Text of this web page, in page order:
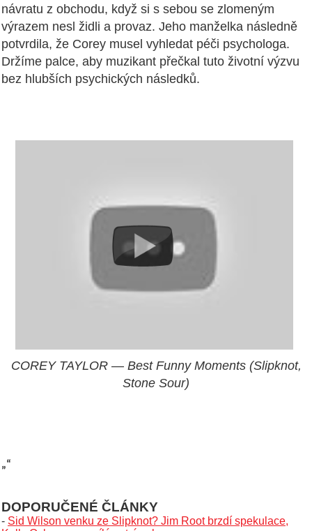
návratu z obchodu, když si s sebou se zlomeným
výrazem nesl židli a provaz. Jeho manželka následně
potvrdila, že Corey musel vyhledat péči psychologa.
Držíme palce, aby muzikant přečkal tuto životní výzvu
bez hlubších psychických následků.
COREY TAYLOR — Best Funny Moments (Slipknot,
Stone Sour)
„“
DOPORUČENÉ ČLÁNKY
- Sid Wilson venku ze Slipknot? Jim Root brzdí spekulace,